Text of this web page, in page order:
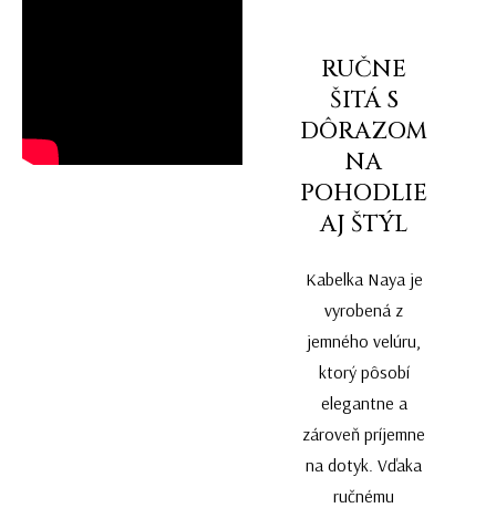
RUČNE
ŠITÁ S
DÔRAZOM
NA
POHODLIE
AJ ŠTÝL
Kabelka Naya je
vyrobená z
jemného velúru,
ktorý pôsobí
elegantne a
zároveň príjemne
na dotyk. Vďaka
ručnému